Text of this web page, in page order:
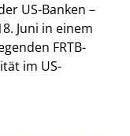
US-Banken –
Juni in einem
FRTB-
im US-